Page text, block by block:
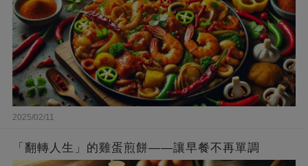
2025/02/11
「翻轉人生」的雞蛋煎餅——讓早餐不再單調